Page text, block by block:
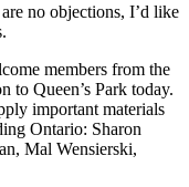
no objections, I’d like
members from the
to Queen’s Park today.
important materials
Ontario: Sharon
Mal Wensierski,